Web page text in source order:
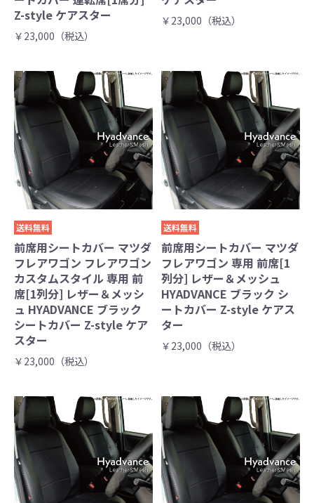
Z-style ケアスター
￥23,000（税込）
￥23,000（税込）
送料無料
前席用シートカバー マツダ
フレアワゴン フレアワゴン
カスタムスタイル 専用 前
席[1列分] レザー＆メッシ
ュ HYADVANCE ブラック
シートカバー Z-style ケア
スター
￥23,000（税込）
送料無料
前席用シートカバー マツダ
フレアワゴン 専用 前席[1
列分] レザー＆メッシュ
HYADVANCE ブラック シ
ートカバー Z-style ケアス
ター
￥23,000（税込）